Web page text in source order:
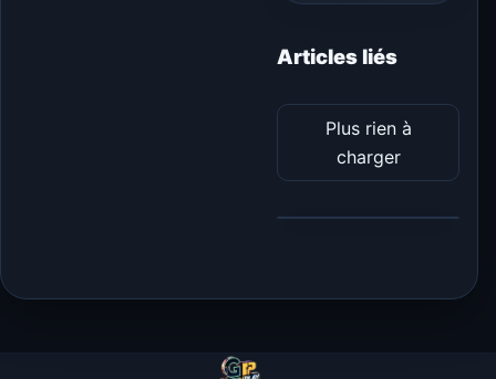
Articles liés
Plus rien à
charger